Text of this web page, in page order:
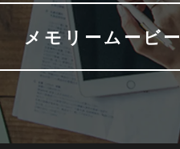
メモリームービー